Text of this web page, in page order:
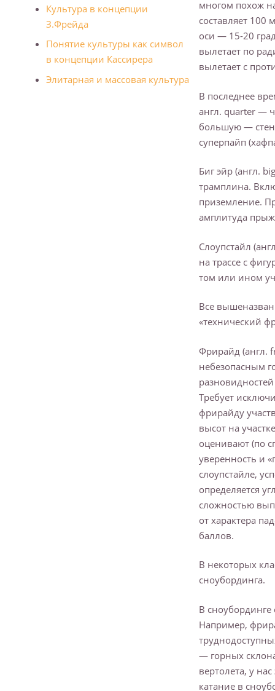
многом похож
составляет 100
оси — 15-20
вылетает по
вылетает с
В последнее
англ. quarter —
большую —
суперпайп
Биг эйр (англ.
трамплина.
приземление.
амплитуда
Слоупстайл
на трассе с
том или ином
Все
«технический
Фрирайд (англ.
небезопасным
Требует
фрирайду
высот на
оценивают (по
уверенность и
слоупстайле,
определяется
сложностью
от характера
баллов.
В некоторых
сноубординга.
В
Например,
— горных
вертолета, у
катание в
Культура в концепции
З.Фрейда
Понятие культуры как символ
в концепции Кассирера
Элитарная и массовая культура